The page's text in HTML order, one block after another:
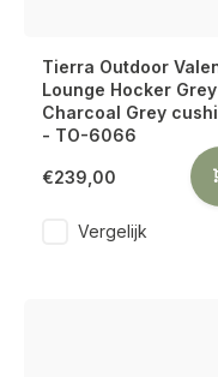
Tierra Outdoor
Lounge Hocker
Charcoal Grey
- TO-6066
€239,00
Vergelijk